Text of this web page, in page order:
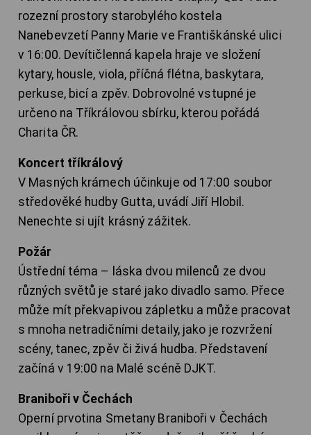
rozezní prostory starobylého kostela
Nanebevzetí Panny Marie ve Františkánské ulici
v 16:00. Devítičlenná kapela hraje ve složení
kytary, housle, viola, příčná flétna, baskytara,
perkuse, bicí a zpěv. Dobrovolné vstupné je
určeno na Tříkrálovou sbírku, kterou pořádá
Charita ČR.
Koncert tříkrálový
V Masných krámech účinkuje od 17:00 soubor
středověké hudby Gutta, uvádí Jiří Hlobil.
Nenechte si ujít krásný zážitek.
Požár
Ústřední téma – láska dvou milenců ze dvou
různých světů je staré jako divadlo samo. Přece
může mít překvapivou zápletku a může pracovat
s mnoha netradičními detaily, jako je rozvržení
scény, tanec, zpěv či živá hudba. Představení
začíná v 19:00 na Malé scéně DJKT.
Braniboři v Čechách
Operní prvotina Smetany Braniboři v Čechách